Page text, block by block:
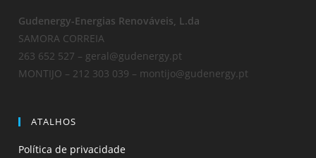
Gudenergy-Energias Renováveis, L.da
SAMORA CORREIA
263 652 527 – geral@gudenergy.pt
MONTIJO – 212 303 039 – montijo@gudenergy.pt
ATALHOS
Política de privacidade